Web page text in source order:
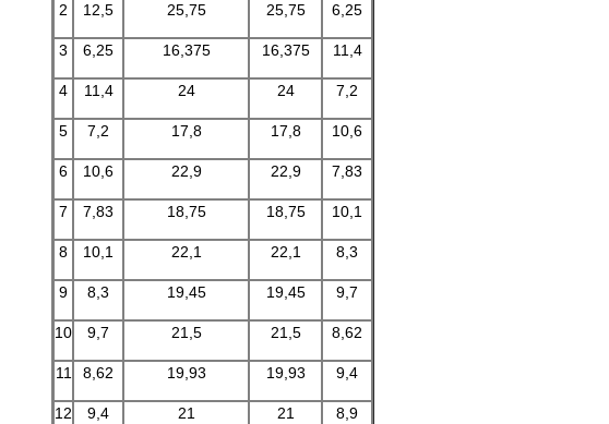
2 12,5 25,75 25,75 6,25
3 6,25 16,375 16,375 11,4
4 11,4 24 24 7,2
5 7,2 17,8 17,8 10,6
6 10,6 22,9 22,9 7,83
7 7,83 18,75 18,75 10,1
8 10,1 22,1 22,1 8,3
9 8,3 19,45 19,45 9,7
10 9,7 21,5 21,5 8,62
11 8,62 19,93 19,93 9,4
12 9,4 21 21 8,9